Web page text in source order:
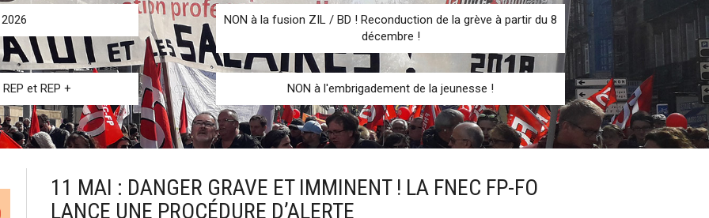
NON à la fusion ZIL / BD ! Reconduction de la grève à partir du 8
décembre !
et REP + NON à l'embrigadement de la jeunesse !
11 MAI : DANGER GRAVE ET IMMINENT ! LA FNEC FP-FO
LANCE UNE PROCÉDURE D’ALERTE